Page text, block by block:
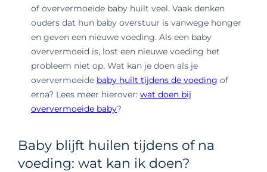
of oververmoeide baby huilt veel. Vaak denken
ouders dat hun baby overstuur is vanwege honger
en geven een nieuwe voeding. Als een baby
oververmoeid is, lost een nieuwe voeding het
probleem niet op. Wat kan je doen als je
oververmoeide baby huilt tijdens de voeding of
erna? Lees meer hierover: wat doen bij
oververmoeide baby?
Baby blijft huilen tijdens of na
voeding: wat kan ik doen?